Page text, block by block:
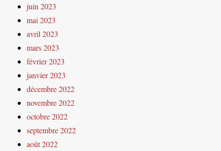
juin 2023
mai 2023
avril 2023
mars 2023
février 2023
janvier 2023
décembre 2022
novembre 2022
octobre 2022
septembre 2022
août 2022